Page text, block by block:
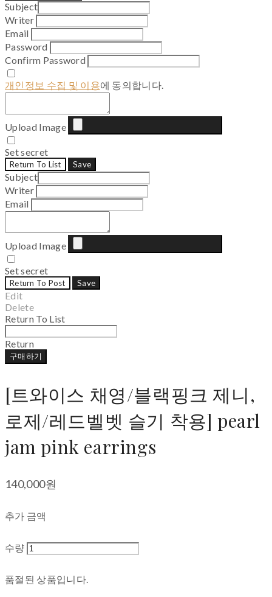
Subject
Writer
Email
Password
Confirm Password
개인정보 수집 및 이용에 동의합니다.
Upload Image
Set secret
Return To List Save
Subject
Writer
Email
Upload Image
Set secret
Return To Post Save
Edit
Delete
Return To List
Return
구매하기
[트와이스 채영/블랙핑크 제니,
로제/레드벨벳 슬기 착용] pearl
jam pink earrings
140,000원
추가 금액
수량
품절된 상품입니다.